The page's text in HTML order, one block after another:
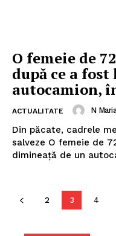
O femeie de
după ce a
autocamion,
ACTUALITATE N Maria
Din păcate, cadrele
salveze O femeie de 72 de ani a fost lovită în această
dimineaţă de un
2 3 4